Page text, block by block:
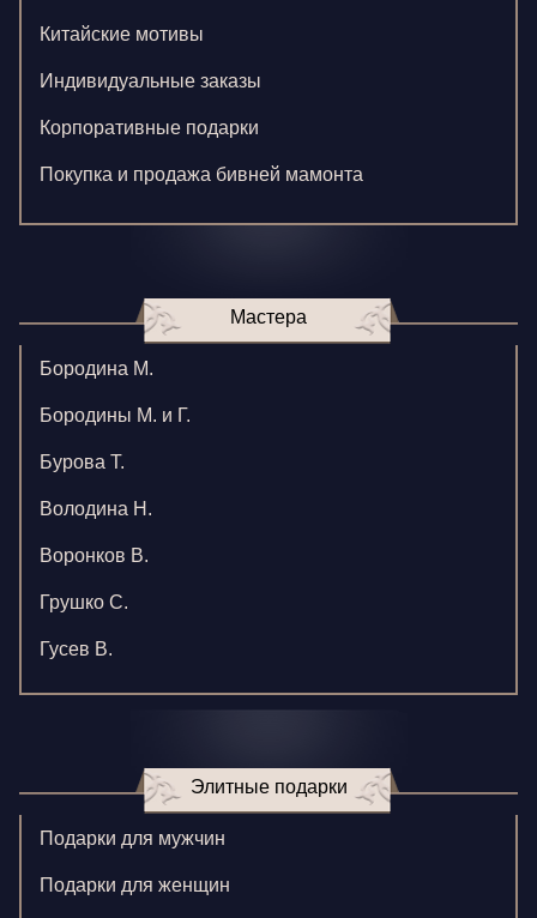
Китайские мотивы
Индивидуальные заказы
Корпоративные подарки
Покупка и продажа бивней мамонта
Мастера
Бородина М.
Бородины М. и Г.
Бурова Т.
Володина Н.
Воронков В.
Грушко С.
Гусев В.
Зверева В.
Кормилицына Е.
Корнилова В.
Ларионова С.
Элитные подарки
Подарки для мужчин
Подарки для женщин